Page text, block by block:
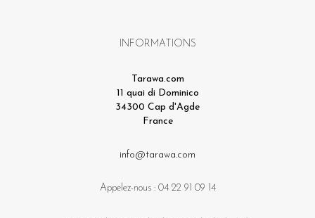
INFORMATIONS
Tarawa.com
11 quai di Dominico
34300 Cap d'Agde
France
info@tarawa.com
Appelez-nous : 04 22 91 09 14